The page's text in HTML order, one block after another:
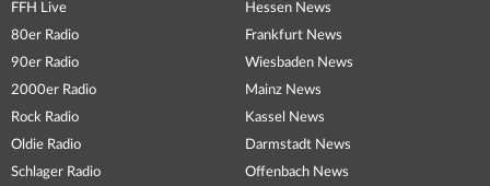
FFH Live
80er Radio
90er Radio
2000er Radio
Rock Radio
Oldie Radio
Schlager Radio
Hessen News
Frankfurt News
Wiesbaden News
Mainz News
Kassel News
Darmstadt News
Offenbach News